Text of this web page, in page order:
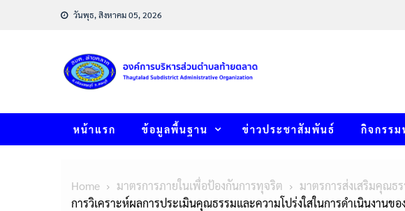
วันพุธ, สิงหาคม 05, 2026
หน้าแรก ข้อมูลพื้นฐาน ข่าวประชาสัมพันธ์ กิจกรรม
Home มาตรการภายในเพื่อป้องกันการทุจริต
มาตรการส่งเสริมคุณธ
การวิเคราะห์ผลการประเมินคุณธรรมและความโปร่งใสในการดำเนินงา